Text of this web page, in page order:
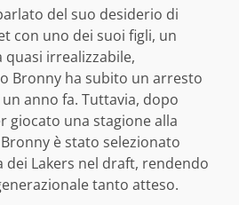
del suo desiderio di
con uno dei suoi figli, un
quasi irrealizzabile,
Bronny ha subito un arresto
anno fa. Tuttavia, dopo
giocato una stagione alla
è stato selezionato
dei Lakers nel draft, rendendo
tanto atteso.